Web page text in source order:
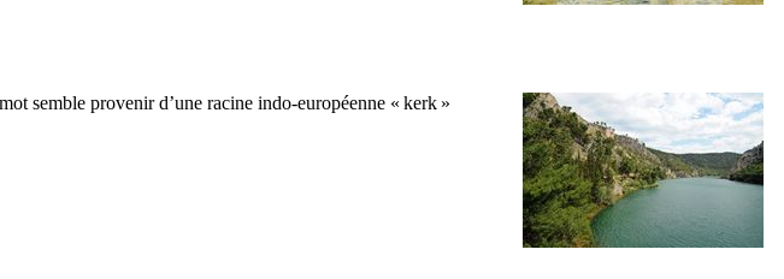
semble provenir d’une racine indo-européenne « kerk »